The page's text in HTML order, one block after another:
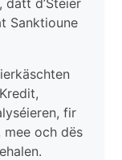
Sanktioune
fir
mee och dës